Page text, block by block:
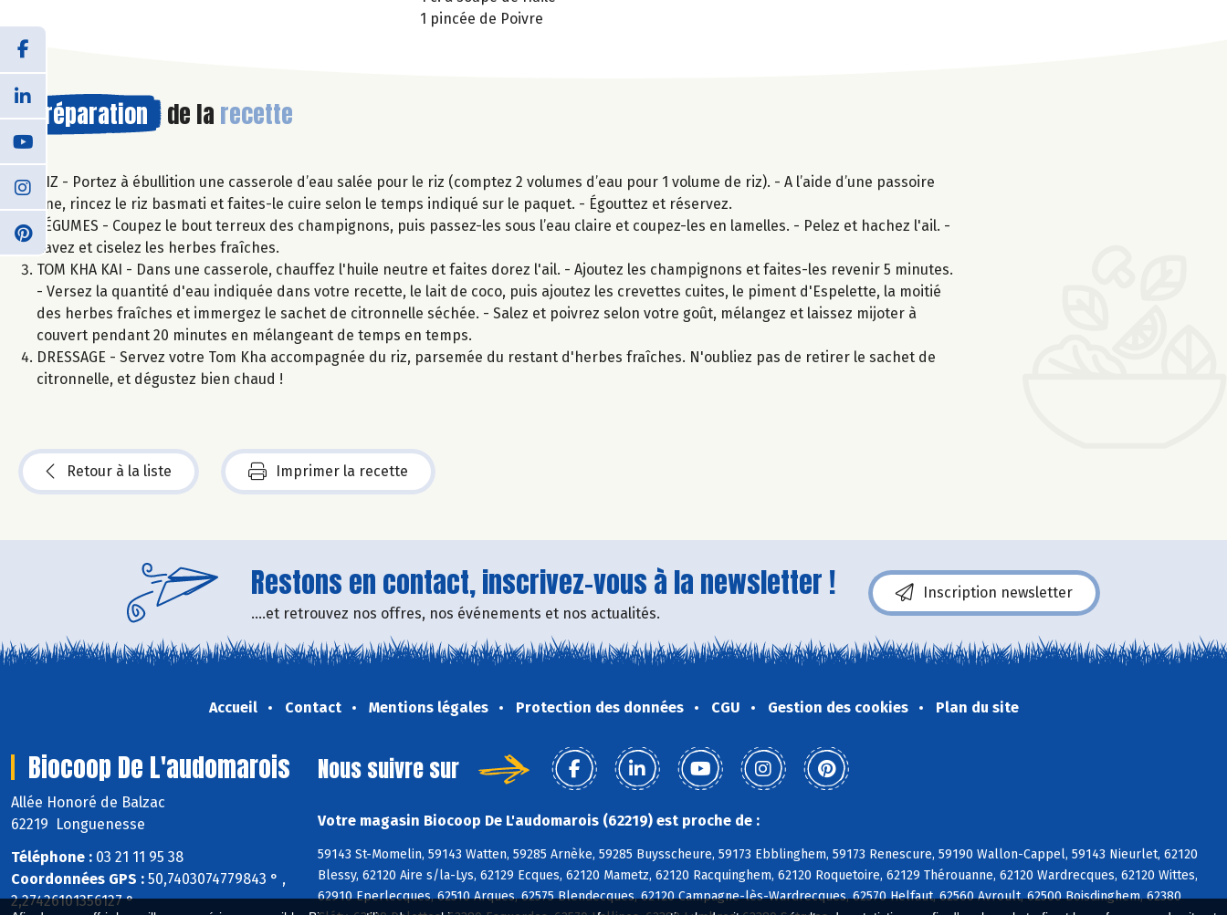
1 pincée de Poivre
Préparation de la recette
RIZ - Portez à ébullition une casserole d’eau salée pour le riz (comptez 2 volumes d’eau pour 1 volume de riz). - A l’aide d’une passoire
fine, rincez le riz basmati et faites-le cuire selon le temps indiqué sur le paquet. - Égouttez et réservez.
LÉGUMES - Coupez le bout terreux des champignons, puis passez-les sous l’eau claire et coupez-les en lamelles. - Pelez et hachez l'ail. -
Lavez et ciselez les herbes fraîches.
TOM KHA KAI - Dans une casserole, chauffez l'huile neutre et faites dorez l'ail. - Ajoutez les champignons et faites-les revenir 5 minutes.
- Versez la quantité d'eau indiquée dans votre recette, le lait de coco, puis ajoutez les crevettes cuites, le piment d'Espelette, la moitié
des herbes fraîches et immergez le sachet de citronnelle séchée. - Salez et poivrez selon votre goût, mélangez et laissez mijoter à
couvert pendant 20 minutes en mélangeant de temps en temps.
DRESSAGE - Servez votre Tom Kha accompagnée du riz, parsemée du restant d'herbes fraîches. N'oubliez pas de retirer le sachet de
citronnelle, et dégustez bien chaud !
Retour à la liste Imprimer la recette
Restons en contact, inscrivez-vous à la newsletter !
....et retrouvez nos offres, nos événements et nos actualités.
Inscription newsletter
Accueil Contact Mentions légales Protection des données CGU Gestion des cookies Plan du site
Biocoop De L'audomarois
Allée Honoré de Balzac
62219 Longuenesse
Téléphone : 03 21 11 95 38
Coordonnées GPS : 50,7403074779843 ° ,
2,27426101356127 °
Nous suivre sur
Votre magasin Biocoop De L'audomarois (62219) est proche de :
59143 St-Momelin, 59143 Watten, 59285 Arnèke, 59285 Buysscheure, 59173 Ebblinghem, 59173 Renescure, 59190 Wallon-Cappel, 59143 Nieurlet, 62120
Blessy, 62120 Aire s/la-Lys, 62129 Ecques, 62120 Mametz, 62120 Racquinghem, 62120 Roquetoire, 62129 Thérouanne, 62120 Wardrecques, 62120 Wittes,
62910 Eperlecques, 62510 Arques, 62575 Blendecques, 62120 Campagne-lès-Wardrecques, 62570 Helfaut, 62560 Avroult, 62500 Boisdinghem, 62380